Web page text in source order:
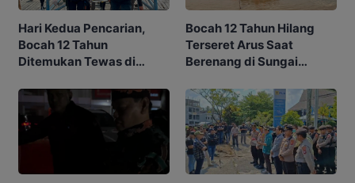
Hari Kedua Pencarian,
Bocah 12 Tahun
Ditemukan Tewas di
Bocah 12 Tahun Hilang
Terseret Arus Saat
Berenang di Sungai